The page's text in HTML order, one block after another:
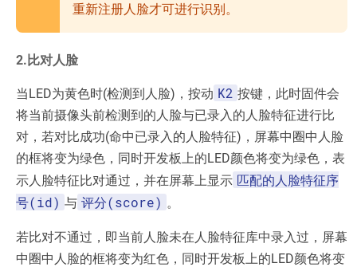
重新注册人脸才可进行识别。
2.比对人脸
当LED为黄色时(检测到人脸)，按动 K2 按键，此时固件会
将当前摄像头前检测到的人脸与已录入的人脸特征进行比
对，若对比成功(命中已录入的人脸特征)，屏幕中圈中人脸
的框将变为绿色，同时开发板上的LED颜色将变为绿色，表
示人脸特征比对通过，并在屏幕上显示 匹配的人脸特征序
号(id) 与 评分(score) 。
若比对不通过，即当前人脸未在人脸特征库中录入过，屏幕
中圈中人脸的框将变为红色，同时开发板上的LED颜色将变